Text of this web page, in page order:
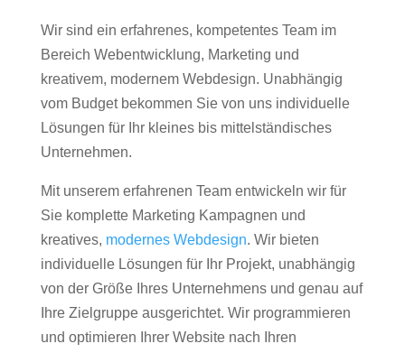
Wir sind ein erfahrenes, kompetentes Team im
Bereich Webentwicklung, Marketing und
kreativem, modernem Webdesign. Unabhängig
vom Budget bekommen Sie von uns individuelle
Lösungen für Ihr kleines bis mittelständisches
Unternehmen.
Mit unserem erfahrenen Team entwickeln wir für
Sie komplette Marketing Kampagnen und
kreatives, modernes Webdesign. Wir bieten
individuelle Lösungen für Ihr Projekt, unabhängig
von der Größe Ihres Unternehmens und genau auf
Ihre Zielgruppe ausgerichtet. Wir programmieren
und optimieren Ihrer Website nach Ihren